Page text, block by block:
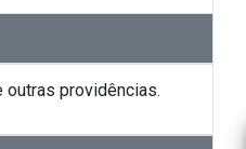
outras providências.